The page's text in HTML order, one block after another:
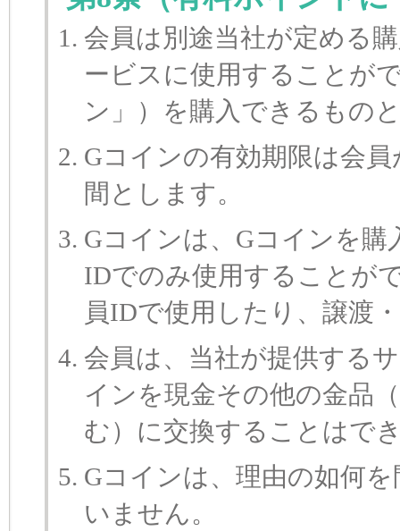
会員は別途当社が定める
ービスに使用することが
ン」）を購入できるもの
Gコインの有効期限は会
間とします。
Gコインは、Gコインを
IDでのみ使用することが
員IDで使用したり、譲渡
会員は、当社が提供する
インを現金その他の金品
む）に交換することはで
Gコインは、理由の如何
いません。